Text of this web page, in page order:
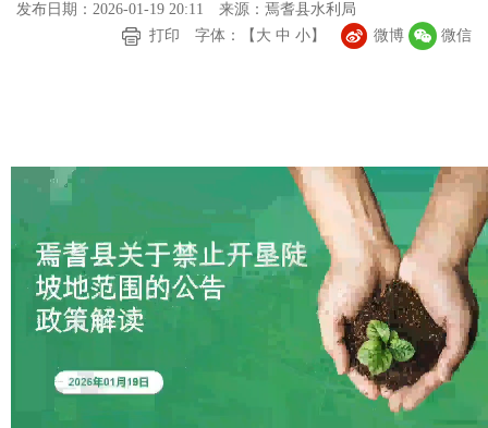
发布日期：2026-01-19 20:11
来源：焉耆县水利局
打印
字体：【 大 中 小】 微博 微信